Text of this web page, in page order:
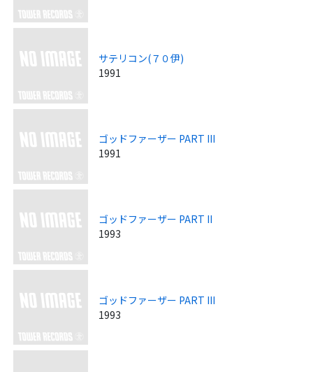
サテリコン(７０伊)
1991
ゴッドファーザー PART III
1991
ゴッドファーザー PART II
1993
ゴッドファーザー PART III
1993